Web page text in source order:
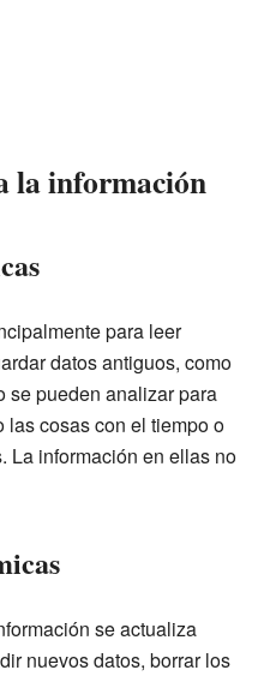
la información
para leer
datos antiguos, como
se pueden analizar para
las cosas con el tiempo o
La información en ellas no
se actualiza
nuevos datos, borrar los